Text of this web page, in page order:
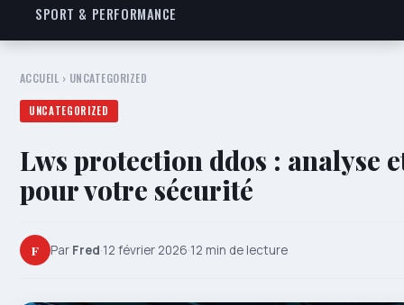
SPORT & PERFORMANCE
ACCUEIL › UNCATEGORIZED
UNCATEGORIZED
Lws protection ddos : analyse
pour votre sécurité
F Par Fred·12 février 2026·12 min de lecture